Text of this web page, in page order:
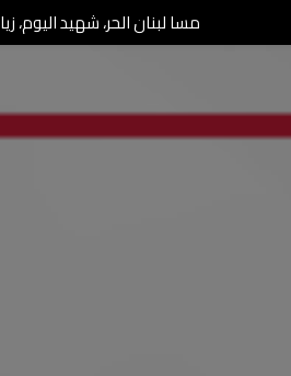
مسا لبنان الحر، شهيد اليوم،